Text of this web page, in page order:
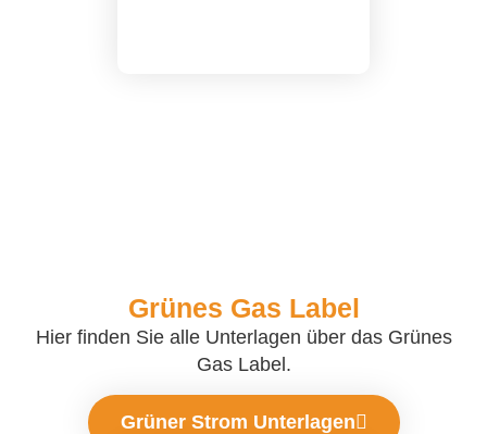
Grünes Gas Label
Hier finden Sie alle Unterlagen über das Grünes
Gas Label.
Grüner Strom Unterlagen